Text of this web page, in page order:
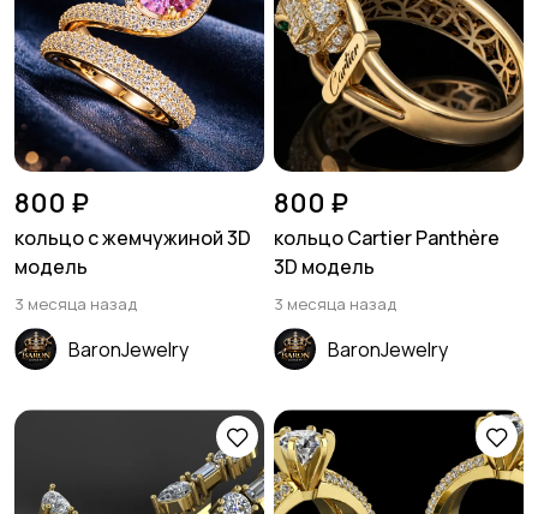
800 ₽
кольцо с жемчужиной 3D
модель
3 месяца назад
BaronJewelry
800 ₽
кольцо Cartier Panthère
3D модель
3 месяца назад
BaronJewelry